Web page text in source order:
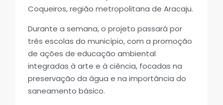
Coqueiros, região metropolitana de Aracaju.
Durante a semana, o projeto passará por
três escolas do município, com a promoção
de ações de educação ambiental
integradas à arte e à ciência, focadas na
preservação da água e na importância do
saneamento básico.